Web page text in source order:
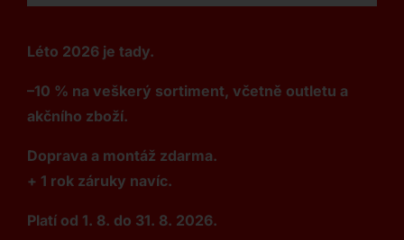
Léto 2026 je tady.
–10 % na veškerý sortiment, včetně outletu a
akčního zboží.
Doprava a montáž zdarma.
+ 1 rok záruky navíc.
Platí od 1. 8. do 31. 8. 2026.